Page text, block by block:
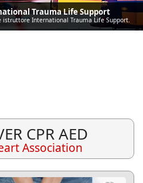
Trauma Life Support
istruttore International Trauma Life Support.
CPR AED
Association